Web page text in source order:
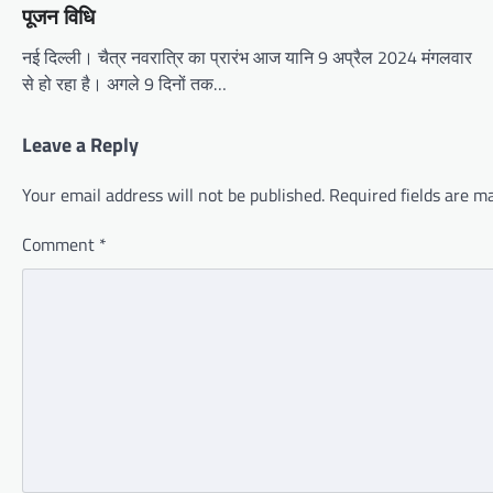
पूजन विधि
नई दिल्ली। चैत्र नवरात्रि का प्रारंभ आज यानि 9 अप्रैल 2024 मंगलवार
से हो रहा है। अगले 9 दिनों तक…
Leave a Reply
Your email address will not be published. Required fields are
Comment *